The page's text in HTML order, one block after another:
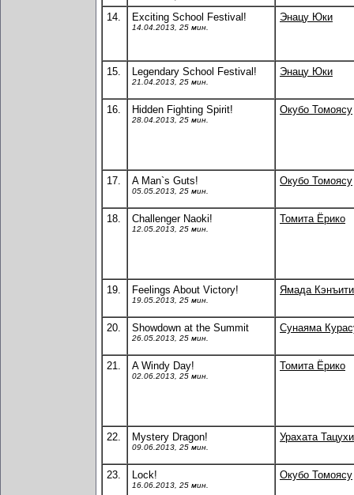
14. Exciting School Festival!
14.04.2013, 25 мин.
Энацу Юки
15. Legendary School Festival!
21.04.2013, 25 мин.
Энацу Юки
16. Hidden Fighting Spirit!
28.04.2013, 25 мин.
Окубо Томоясу
17. A Man`s Guts!
05.05.2013, 25 мин.
Окубо Томоясу
18. Challenger Naoki!
12.05.2013, 25 мин.
Томита Ёрико
19. Feelings About Victory!
19.05.2013, 25 мин.
Ямада Кэнъити
20. Showdown at the Summit
26.05.2013, 25 мин.
Сунаяма
21. A Windy Day!
02.06.2013, 25 мин.
Томита Ёрико
22. Mystery Dragon!
09.06.2013, 25 мин.
Урахата
23. Lock!
16.06.2013, 25 мин.
Окубо Томоясу